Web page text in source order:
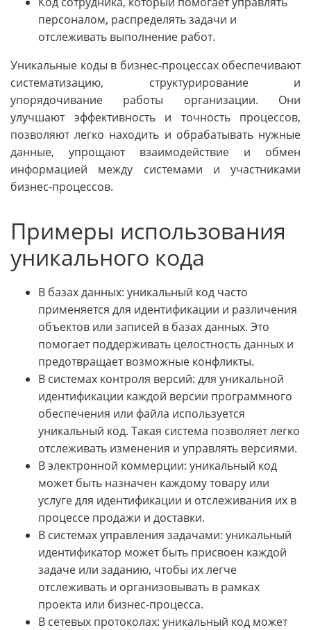
персоналом, распределять задачи и
отслеживать выполнение работ.
Уникальные коды в бизнес-процессах обеспечивают
систематизацию, структурирование и
упорядочивание работы организации. Они
улучшают эффективность и точность процессов,
позволяют легко находить и обрабатывать нужные
данные, упрощают взаимодействие и обмен
информацией между системами и участниками
бизнес-процессов.
Примеры использования
уникального кода
В базах данных: уникальный код часто
применяется для идентификации и различения
объектов или записей в базах данных. Это
помогает поддерживать целостность данных и
предотвращает возможные конфликты.
В системах контроля версий: для уникальной
идентификации каждой версии программного
обеспечения или файла используется
уникальный код. Такая система позволяет легко
отслеживать изменения и управлять версиями.
В электронной коммерции: уникальный код
может быть назначен каждому товару или
услуге для идентификации и отслеживания их в
процессе продажи и доставки.
В системах управления задачами: уникальный
идентификатор может быть присвоен каждой
задаче или заданию, чтобы их легче
отслеживать и организовывать в рамках
проекта или бизнес-процесса.
В сетевых протоколах: уникальный код может